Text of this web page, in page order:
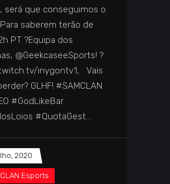
será que conseguimos o
saberem terão de
PT ?Equipa dos
@GeekcaseeSports! ?
inygontv1, Vais
GLHF! #SAMCLAN
#GodLikeBar
#QuotaGest
2020
Esports